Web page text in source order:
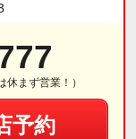
まず営業！）
予約